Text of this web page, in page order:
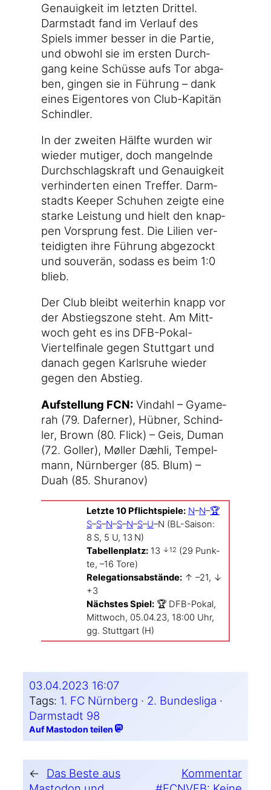
Genau­ig­keit im letz­ten Drit­tel.
Darm­stadt fand im Ver­lauf des
Spiels immer bes­ser in die Par­tie,
und obwohl sie im ers­ten Durch­
gang kei­ne Schüs­se aufs Tor abga­
ben, gin­gen sie in Füh­rung – dank
eines Eigen­to­res von Club-Kapitän
Schindler.
In der zwei­ten Hälf­te wur­den wir
wie­der muti­ger, doch man­geln­de
Durch­schlags­kraft und Genau­ig­keit
ver­hin­der­ten einen Tref­fer. Darm­
stadts Kee­per Schu­hen zeig­te eine
star­ke Leis­tung und hielt den knap­
pen Vor­sprung fest. Die Lili­en ver­
tei­dig­ten ihre Füh­rung abge­zockt
und sou­ve­rän, sodass es beim 1:0
blieb.
Der Club bleibt wei­ter­hin knapp vor
der Abstiegs­zo­ne steht. Am Mitt­
woch geht es ins DFB-Pokal-
Viertelfinale gegen Stutt­gart und
danach gegen Karls­ru­he wie­der
gegen den Abstieg.
Auf­stel­lung FCN: Vin­dahl – Gya­me­
rah (79. Dafer­ner), Hüb­ner, Schind­
ler, Brown (80. Flick) – Geis, Duman
(72. Gol­ler), Møl­ler Dæh­li, Tem­pel­
mann, Nürn­ber­ger (85. Blum) –
Duah (85. Shuranov)
Letz­te 10 Pflicht­spie­le: N–N–🏆
S–S–N–S–N–S–U–N (BL-Saison:
8 S, 5 U, 13 N)
Tabel­len­platz: 13 ↓12 (29 Punk­
te, –16 Tore)
Rele­ga­ti­ons­ab­stän­de: ↑ –21, ↓
+3
Nächs­tes Spiel: 🏆 DFB-Pokal,
Mitt­woch, 05.04.23, 18:00 Uhr,
gg. Stutt­gart (H)
03.04.2023 16:07
Tags: 1. FC Nürnberg · 2. Bundesliga
Darmstadt 98
Auf Mastodon teilen
←
Das Beste aus
Kommentar